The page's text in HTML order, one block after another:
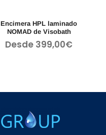
Encimera HPL laminado
NOMAD de Visobath
Desde 399,00€